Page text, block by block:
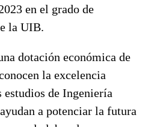
en el grado de
la UIB.
dotación económica de
la excelencia
estudios de Ingeniería
a potenciar la futura